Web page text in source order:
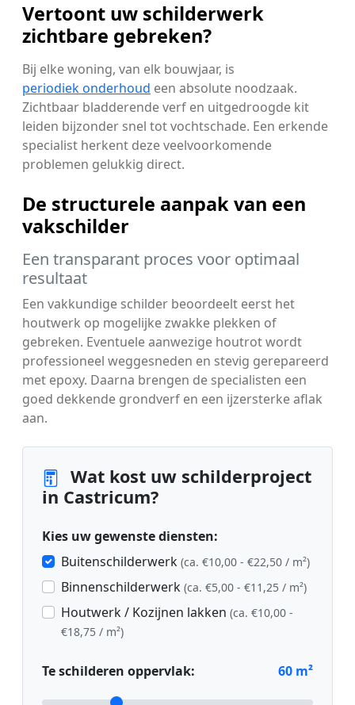
Vertoont uw schilderwerk
zichtbare gebreken?
Bij elke woning, van elk bouwjaar, is
periodiek onderhoud een absolute noodzaak.
Zichtbaar bladderende verf en uitgedroogde kit
leiden bijzonder snel tot vochtschade. Een erkende
specialist herkent deze veelvoorkomende
problemen gelukkig direct.
De structurele aanpak van een
vakschilder
Een transparant proces voor optimaal
resultaat
Een vakkundige schilder beoordeelt eerst het
houtwerk op mogelijke zwakke plekken of
gebreken. Eventuele aanwezige houtrot wordt
professioneel weggesneden en stevig gerepareerd
met epoxy. Daarna brengen de specialisten een
goed dekkende grondverf en een ijzersterke aflak
aan.
Wat kost uw schilderproject
in Castricum?
Kies uw gewenste diensten:
Buitenschilderwerk (ca. €10,00 - €22,50 / m²)
Binnenschilderwerk (ca. €5,00 - €11,25 / m²)
Houtwerk / Kozijnen lakken (ca. €10,00 -
€18,75 / m²)
Te schilderen oppervlak: 60 m²